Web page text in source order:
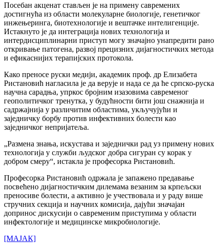
Посебан акценат стављен је на примену савремених
достигнућа из области молекуларне биологије, генетичког
инжењеринга, биотехнологије и вештачке интелигенције.
Истакнуто је да интеграција нових технологија и
интердисциплинарни приступ могу значајно унапредити рано
откривање патогена, развој прецизних дијагностичких метода
и ефикаснијих терапијских протокола.
Како преносе руски медији, академик проф. др Елизабета
Ристановић нагласила је да верује и нада се да ће српско-руска
научна сарадња, упркос бројним изазовима савременог
геополитичког тренутка, у будућности бити још снажнија и
садржајнија у различитим областима, укључујући и
заједничку борбу против инфективних болести као
заједничког непријатеља.
„Размена знања, искустава и заједнички рад уз примену нових
технологија у служби људског добра сигуран су корак у
добром смеру“, истакла је професорка Ристановић.
Професорка Ристановић одржала је запажено предавање
посвећено дијагностичким дилемама везаним за крпељски
преносиве болести, а активно је учествовала и у раду више
стручних секција и научних комисија, дајући значајан
допринос дискусији о савременим приступима у области
инфектологије и медицинске микробиологије.
[МАЈАК]